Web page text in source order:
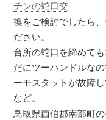
チンの蛇口交
換をご検討でしたら
ださい。
台所の蛇口を締めて
だにツーハンドルな
ーモスタットが故障
など。
鳥取県西伯郡南部町